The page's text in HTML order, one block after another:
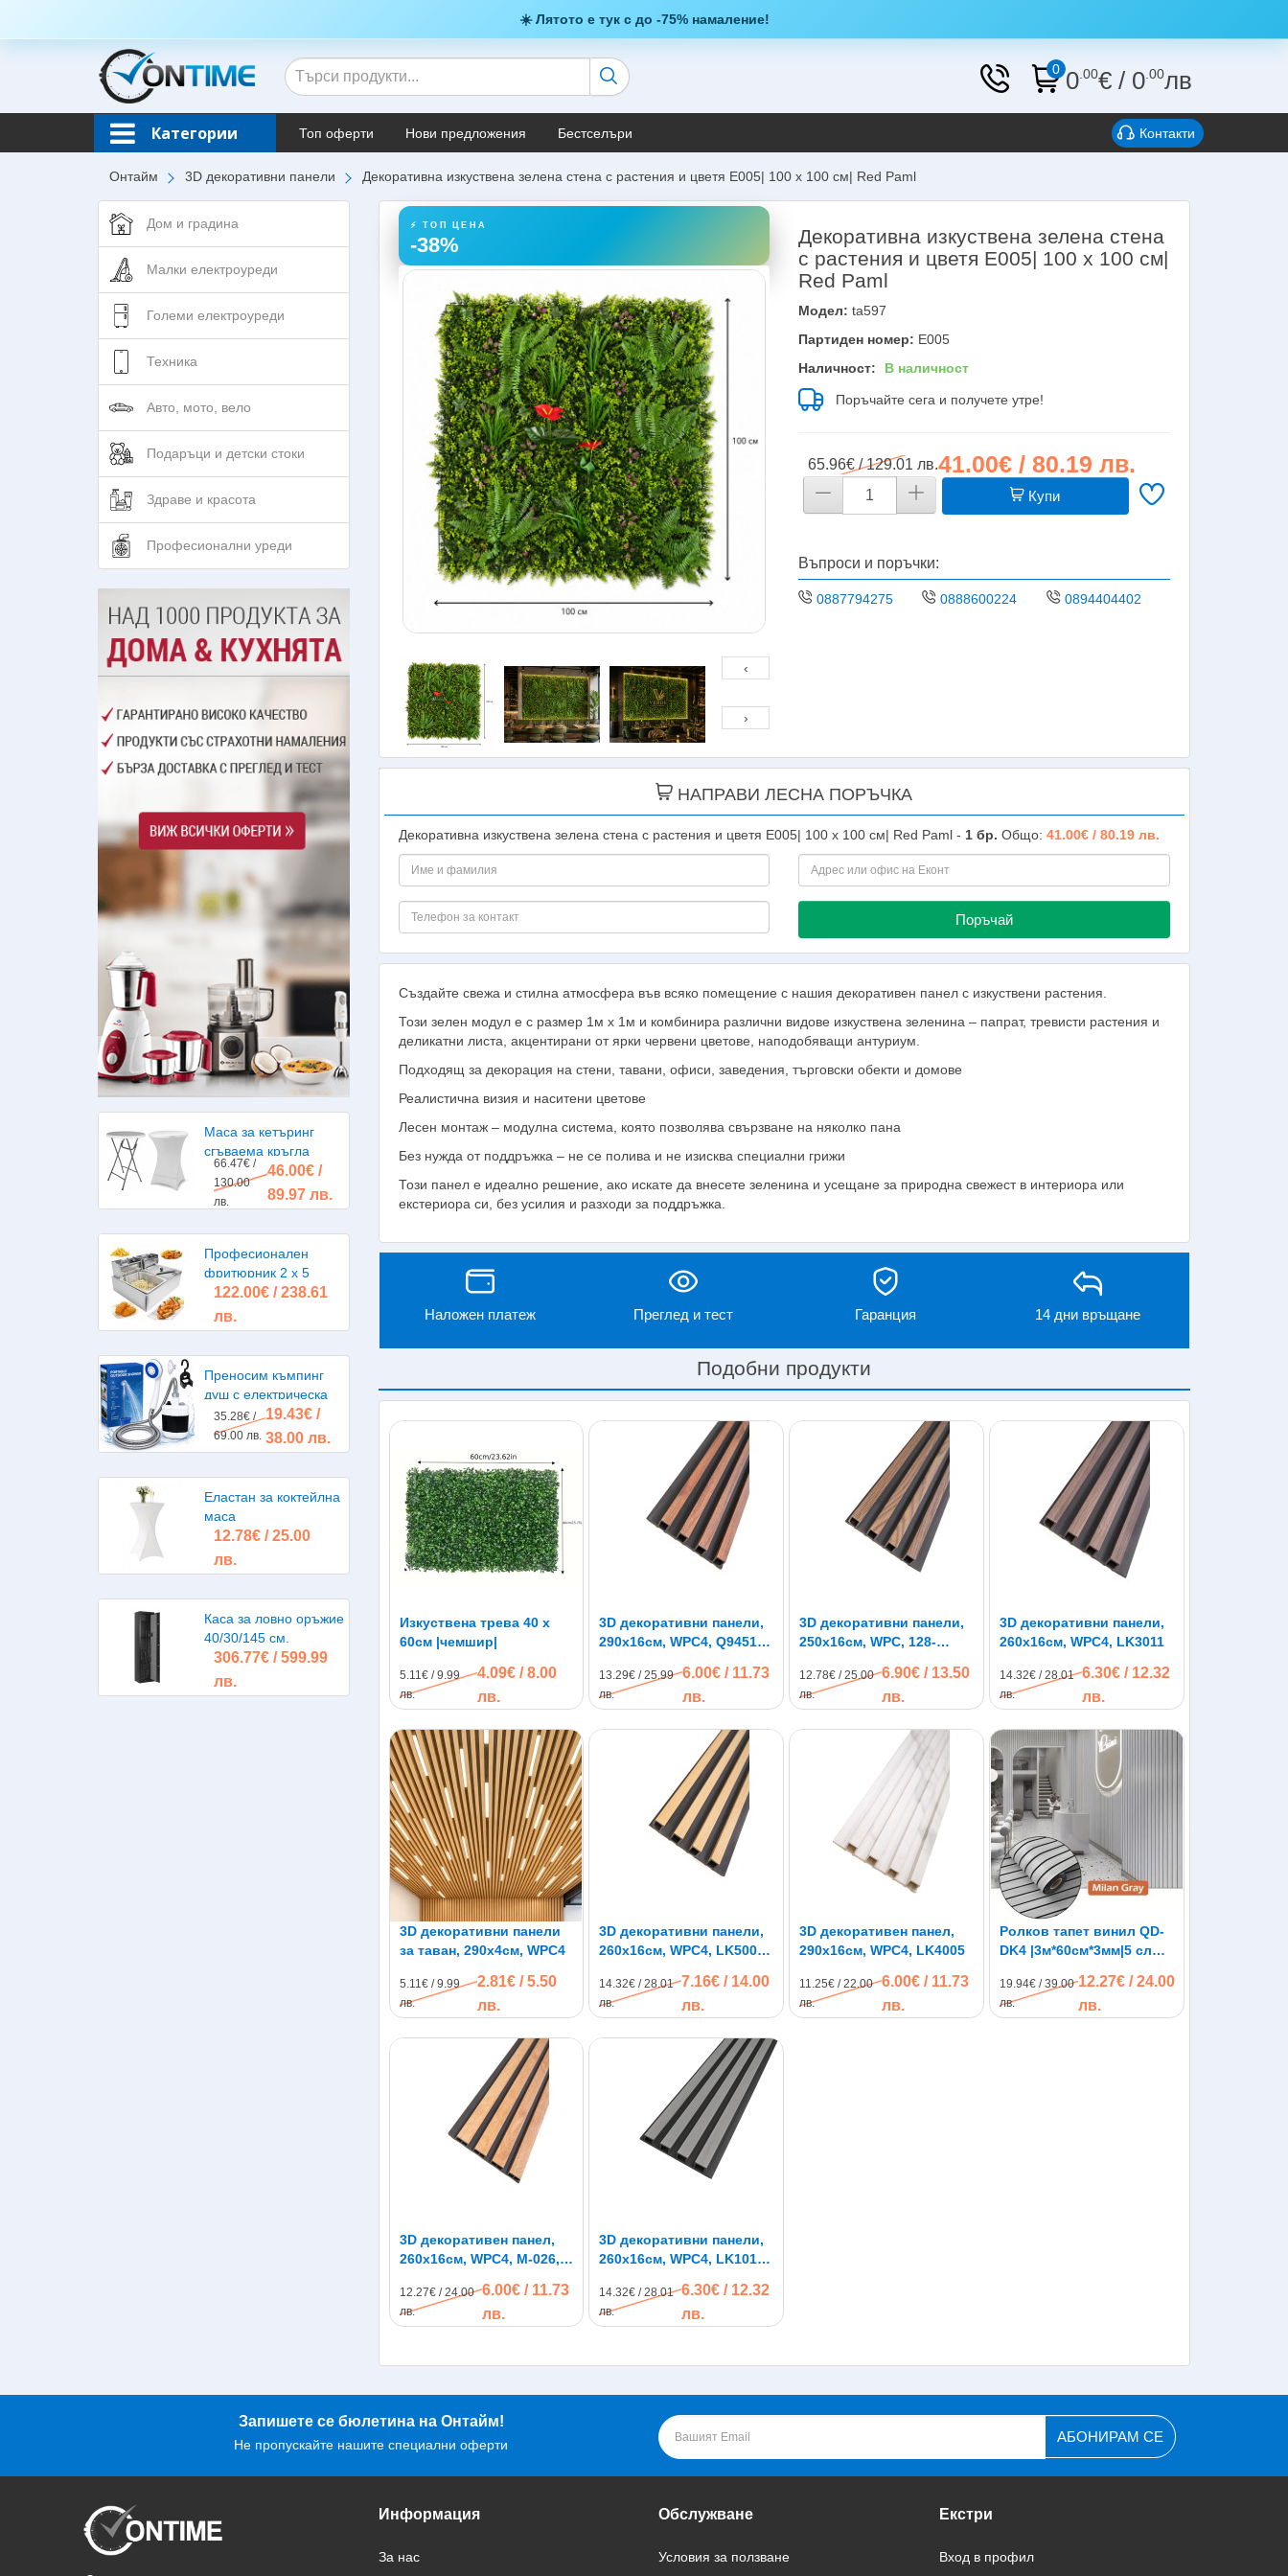
☀️ Лятото е тук с до -75% намаление!
0 0.00€ / 0.00лв
Категории Топ оферти Нови предложения Бестселъри Контакти
Онтайм 3D декоративни панели Декоративна изкуствена зелена стена с растения и цветя E005| 100 х 100 см| Red Paml
Дом и градина
Малки електроуреди
Големи електроуреди
Техника
Авто, мото, вело
Подаръци и детски стоки
Здраве и красота
Професионални уреди
Маса за кетъринг
сгъваема кръгла
диаметър 80см.
66.47€ /
130.00
лв.
46.00€ /
89.97 лв.
Професионален
фритюрник 2 х 5
литра 2х2500W
122.00€ / 238.61
лв.
Преносим къмпинг
душ с електрическа
помпа, акумулаторна
батерия
35.28€ /
69.00 лв.
19.43€ /
38.00 лв.
Еластан за коктейлна
маса
12.78€ / 25.00
лв.
Каса за ловно оръжие
40/30/145 см.
306.77€ / 599.99
лв.
⚡ ТОП ЦЕНА
-38%
‹
›
Декоративна изкуствена зелена стена
с растения и цветя E005| 100 х 100 см|
Red Paml
Модел: ta597
Партиден номер: E005
Наличност:
В наличност
Поръчайте сега и получете утре!
65.96€ / 129.01 лв.41.00€ / 80.19 лв.
Купи
Въпроси и поръчки:
0887794275 0888600224 0894404402
НАПРАВИ ЛЕСНА ПОРЪЧКА
Декоративна изкуствена зелена стена с растения и цветя E005| 100 х 100 см| Red Paml - 1бр. Общо: 41.00€ / 80.19 лв.
Поръчай
Създайте свежа и стилна атмосфера във всяко помещение с нашия декоративен панел с изкуствени растения.
Този зелен модул е с размер 1м х 1м и комбинира различни видове изкуствена зеленина – папрат, тревисти растения и
деликатни листа, акцентирани от ярки червени цветове, наподобяващи антуриум.
Подходящ за декорация на стени, тавани, офиси, заведения, търговски обекти и домове
Реалистична визия и наситени цветове
Лесен монтаж – модулна система, която позволява свързване на няколко пана
Без нужда от поддръжка – не се полива и не изисква специални грижи
Този панел е идеално решение, ако искате да внесете зеленина и усещане за природна свежест в интериора или
екстериора си, без усилия и разходи за поддръжка.
Наложен платеж Преглед и тест Гаранция 14 дни връщане
Подобни продукти
Изкуствена трева 40 х
60см |чемшир|
5.11€ / 9.99
лв.
4.09€ / 8.00
лв.
3D декоративни панели,
290х16см, WPC4, Q9451-
13.29€ / 25.99
лв.
6.00€ / 11.73
лв.
3D декоративни панели,
250х16см, WPC, 128-
12.78€ / 25.00
лв.
6.90€ / 13.50
лв.
3D декоративни панели,
260х16см, WPC4, LK3011
14.32€ / 28.01
лв.
6.30€ / 12.32
лв.
3D декоративни панели
за таван, 290х4см, WPC4
5.11€ / 9.99
лв.
2.81€ / 5.50
лв.
3D декоративни панели,
260х16см, WPC4, LK5006,
14.32€ / 28.01
лв.
7.16€ / 14.00
лв.
3D декоративен панел,
290х16см, WPC4, LK4005
11.25€ / 22.00
лв.
6.00€ / 11.73
лв.
Ролков тапет винил QD-
DK4 |3м*60см*3мм|5 слоя|
19.94€ / 39.00
лв.
12.27€ / 24.00
лв.
3D декоративен панел,
260х16см, WPC4, M-026,
12.27€ / 24.00
лв.
6.00€ / 11.73
лв.
3D декоративни панели,
260х16см, WPC4, LK1018-
основа
14.32€ / 28.01
лв.
6.30€ / 12.32
лв.
Запишете се бюлетина на Онтайм!
Не пропускайте нашите специални оферти
АБОНИРАМ СЕ
Информация
За нас
Обслужване
Условия за ползване
Екстри
Вход в профил